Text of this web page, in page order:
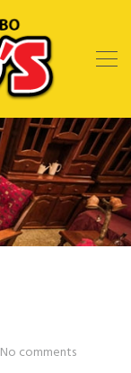
No comments